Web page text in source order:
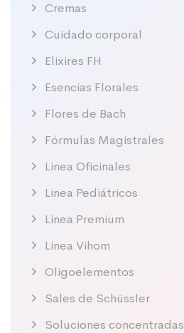
Cremas
Cuidado corporal
Elixires FH
Esencias Florales
Flores de Bach
Fórmulas Magistrales
Linea Oficinales
Linea Pediátricos
Linea Premium
Linea Vihom
Oligoelementos
Sales de Schüssler
Soluciones concentradas